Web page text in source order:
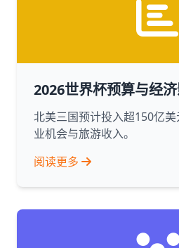
2026世界杯预算与经
北美三国预计投入超150亿
业机会与旅游收入。
阅读更多